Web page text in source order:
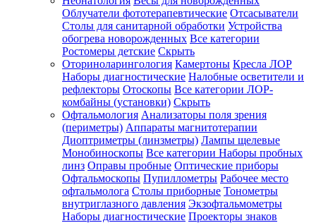
заказа
Облучатели фототерапевтические Отсасыватели
Столы для санитарной обработки Устройства
обогрева новорожденных Все категории
Ростомеры детские Скрыть
Оториноларингология Камертоны Кресла ЛОР
Наборы диагностические Налобные осветители и
рефлекторы Отоскопы Все категории ЛОР-
комбайны (установки) Скрыть
Офтальмология Анализаторы поля зрения
(периметры) Аппараты магнитотерапии
Диоптриметры (линзметры) Лампы щелевые
Монобиноскопы Все категории Наборы пробных
линз Оправы пробные Оптические приборы
Офтальмоскопы Пупиллометры Рабочее место
офтальмолога Столы приборные Тонометры
внутриглазного давления Экзофтальмометры
Наборы диагностические Проекторы знаков